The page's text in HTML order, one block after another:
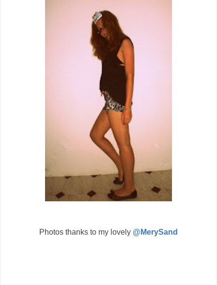
Photos thanks to my lovely @MerySand